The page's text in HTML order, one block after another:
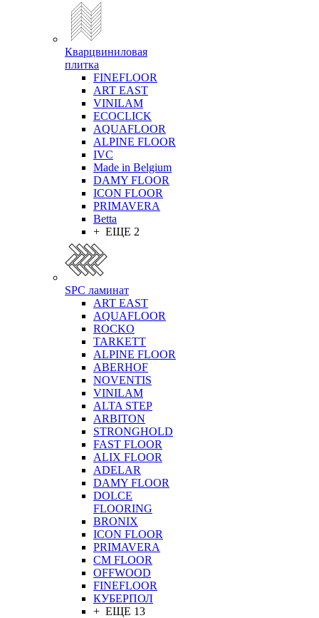
Кварцвиниловая
плитка
FINEFLOOR
ART EAST
VINILAM
ECOCLICK
AQUAFLOOR
ALPINE FLOOR
IVC
Made in Belgium
DAMY FLOOR
ICON FLOOR
PRIMAVERA
Betta
+ ЕЩЕ 2
SPC ламинат
ART EAST
AQUAFLOOR
ROCKO
TARKETT
ALPINE FLOOR
ABERHOF
NOVENTIS
VINILAM
ALTA STEP
ARBITON
STRONGHOLD
FAST FLOOR
ALIX FLOOR
ADELAR
DAMY FLOOR
DOLCE
FLOORING
BRONIX
ICON FLOOR
PRIMAVERA
CM FLOOR
OFFWOOD
FINEFLOOR
КУБЕРПОЛ
+ ЕЩЕ 13